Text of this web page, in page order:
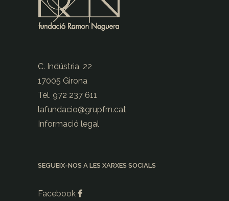
C. Indústria, 22
17005 Girona
Tel. 972 237 611
lafundacio@grupfrn.cat
Informació legal
SEGUEIX-NOS A LES XARXES SOCIALS
Facebook